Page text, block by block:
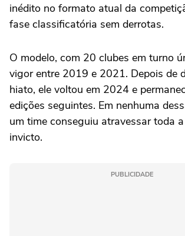
inédito no formato atual da
fase classificatória sem derrotas.
O modelo, com 20 clubes em turno
vigor entre 2019 e 2021. Depois de
hiato, ele voltou em 2024 e
edições seguintes. Em nenhuma
um time conseguiu atravessar toda
invicto.
PUBLICIDADE